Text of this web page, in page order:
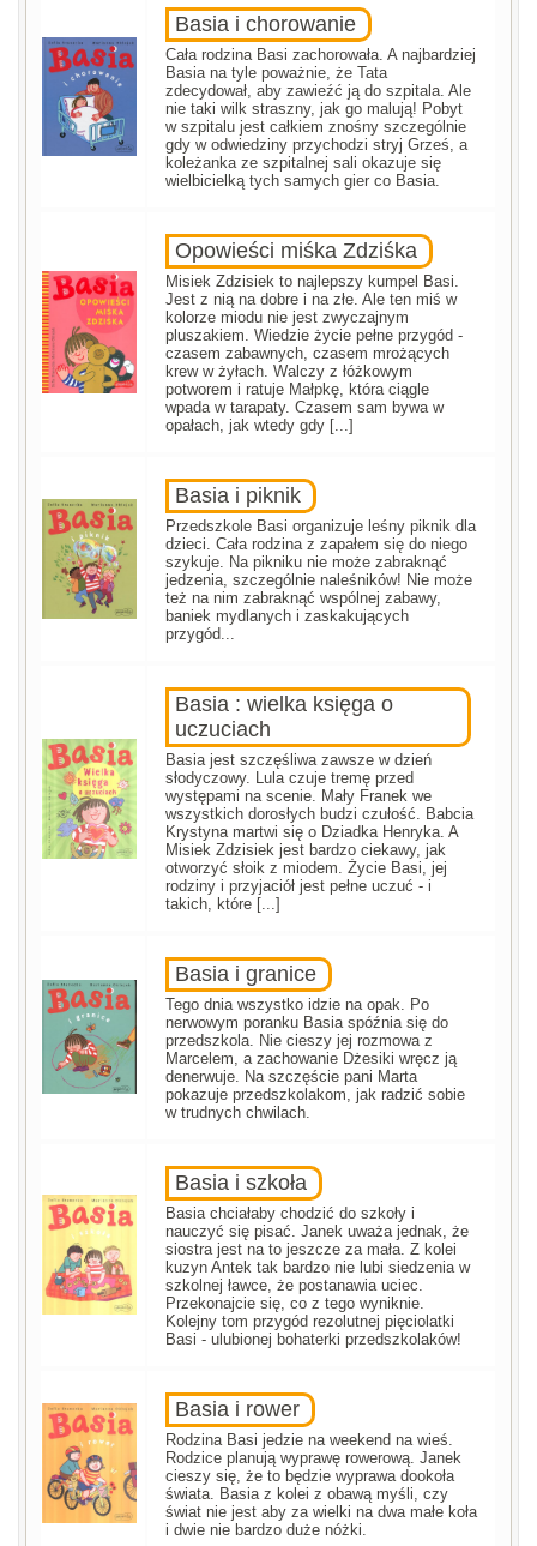
Basia i chorowanie
Cała rodzina Basi zachorowała. A najbardziej
Basia na tyle poważnie, że Tata
zdecydował, aby zawieźć ją do szpitala. Ale
nie taki wilk straszny, jak go malują! Pobyt
w szpitalu jest całkiem znośny szczególnie
gdy w odwiedziny przychodzi stryj Grześ, a
koleżanka ze szpitalnej sali okazuje się
wielbicielką tych samych gier co Basia.
Opowieści miśka Zdziśka
Misiek Zdzisiek to najlepszy kumpel Basi.
Jest z nią na dobre i na złe. Ale ten miś w
kolorze miodu nie jest zwyczajnym
pluszakiem. Wiedzie życie pełne przygód -
czasem zabawnych, czasem mrożących
krew w żyłach. Walczy z łóżkowym
potworem i ratuje Małpkę, która ciągle
wpada w tarapaty. Czasem sam bywa w
opałach, jak wtedy gdy [...]
Basia i piknik
Przedszkole Basi organizuje leśny piknik dla
dzieci. Cała rodzina z zapałem się do niego
szykuje. Na pikniku nie może zabraknąć
jedzenia, szczególnie naleśników! Nie może
też na nim zabraknąć wspólnej zabawy,
baniek mydlanych i zaskakujących
przygód...
Basia : wielka księga o
uczuciach
Basia jest szczęśliwa zawsze w dzień
słodyczowy. Lula czuje tremę przed
występami na scenie. Mały Franek we
wszystkich dorosłych budzi czułość. Babcia
Krystyna martwi się o Dziadka Henryka. A
Misiek Zdzisiek jest bardzo ciekawy, jak
otworzyć słoik z miodem. Życie Basi, jej
rodziny i przyjaciół jest pełne uczuć - i
takich, które [...]
Basia i granice
Tego dnia wszystko idzie na opak. Po
nerwowym poranku Basia spóźnia się do
przedszkola. Nie cieszy jej rozmowa z
Marcelem, a zachowanie Dżesiki wręcz ją
denerwuje. Na szczęście pani Marta
pokazuje przedszkolakom, jak radzić sobie
w trudnych chwilach.
Basia i szkoła
Basia chciałaby chodzić do szkoły i
nauczyć się pisać. Janek uważa jednak, że
siostra jest na to jeszcze za mała. Z kolei
kuzyn Antek tak bardzo nie lubi siedzenia w
szkolnej ławce, że postanawia uciec.
Przekonajcie się, co z tego wyniknie.
Kolejny tom przygód rezolutnej pięciolatki
Basi - ulubionej bohaterki przedszkolaków!
Basia i rower
Rodzina Basi jedzie na weekend na wieś.
Rodzice planują wyprawę rowerową. Janek
cieszy się, że to będzie wyprawa dookoła
świata. Basia z kolei z obawą myśli, czy
świat nie jest aby za wielki na dwa małe koła
i dwie nie bardzo duże nóżki.